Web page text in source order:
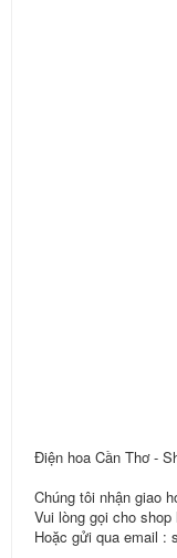
Điện hoa Cần Thơ -
Chúng tôi nhận giao
Vui lòng gọi cho
Hoặc gửi qua email :